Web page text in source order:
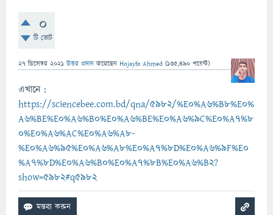
0
টি ভোট
27 ডিসেম্বর 2021 উত্তর প্রদান করেছেন Hojayfa Ahmed (135,490 পয়েন্ট)
এখানে :
https://sciencebee.com.bd/qna/5982/%E0%A6%B8%E0%
A6%BE%E0%A6%B0%E0%A6%BE%E0%A6%9C%E0%A7%8
0%E0%A6%AC%E0%A6%A8-
%E0%A6%95%E0%A6%A8%E0%A7%8D%E0%A6%9F%E0
%A7%8D%E0%A6%B0%E0%A7%8B%E0%A6%B2?
show=5982#q5982